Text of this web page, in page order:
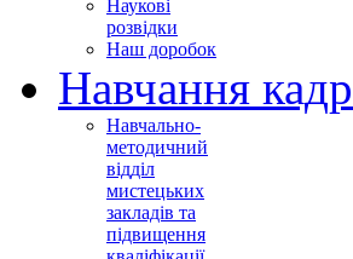
Наукові
розвідки
Наш доробок
Навчання
Навчально-
методичний
відділ
мистецьких
закладів та
підвищення